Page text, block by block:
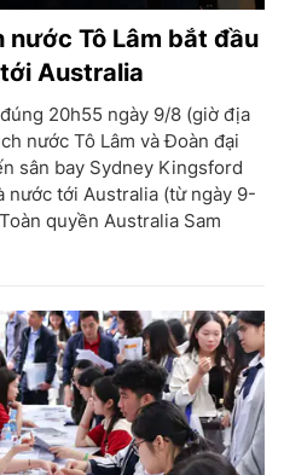
nước Tô Lâm bắt đầu
Australia
20h55 ngày 9/8 (giờ địa
nước Tô Lâm và Đoàn đại
sân bay Sydney Kingsford
nước tới Australia (từ ngày 9-
quyền Australia Sam